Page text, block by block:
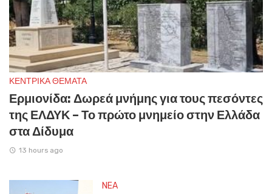
ΚΕΝΤΡΙΚΑ ΘΕΜΑΤΑ
Ερμιονίδα: Δωρεά μνήμης για τους πεσόντες
της ΕΛΔΥΚ – Το πρώτο μνημείο στην Ελλάδα
στα Δίδυμα
13 hours ago
NEA